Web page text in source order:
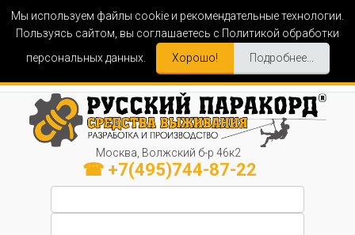
Мы используем файлы cookie и рекомендательные технологии.
Пользуясь сайтом, вы соглашаетесь с Политикой обработки
персональных данных.
Хорошо! Подробнее...
Москва, Волжский б-р 46к2
☎ +7(495)744-87-22